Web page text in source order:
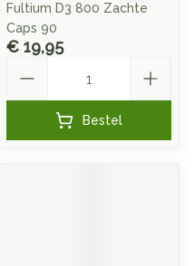
Fultium D3 800 Zachte
Caps 90
€ 19,95
Bestel